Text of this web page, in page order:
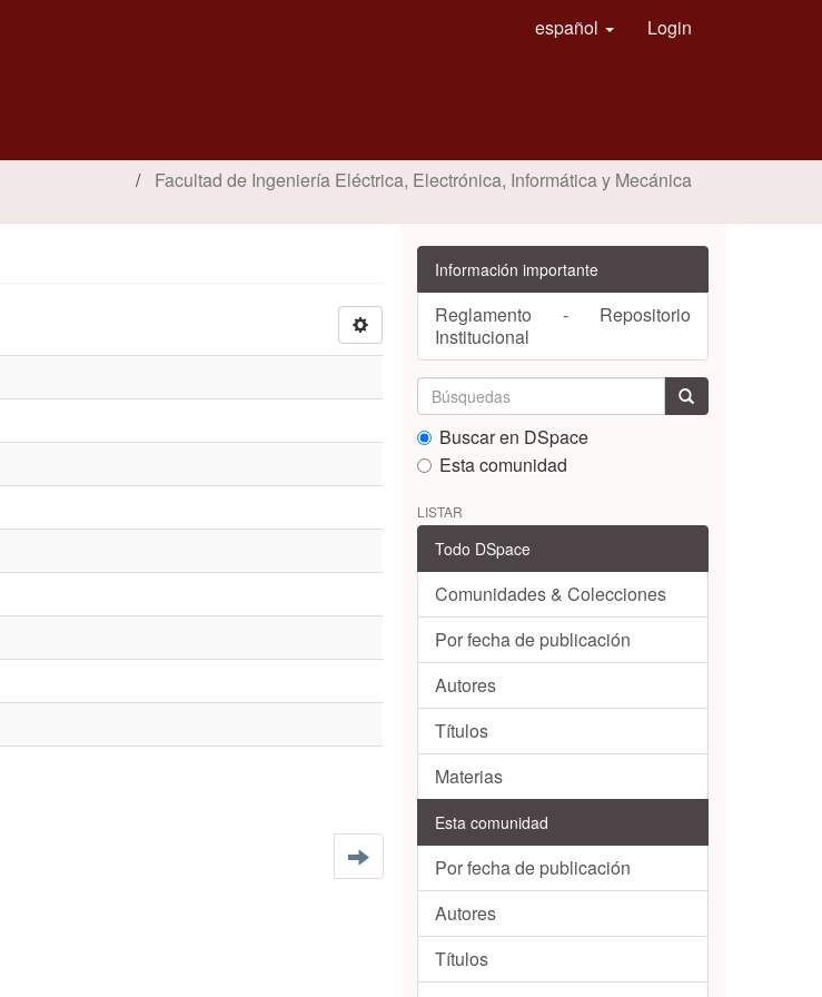
español Login
Facultad de Ingeniería Eléctrica, Electrónica, Informática y Mecánica
Información importante
Reglamento - Repositorio
Institucional
Buscar en DSpace
Esta comunidad
LISTAR
Todo DSpace
Comunidades & Colecciones
Por fecha de publicación
Autores
Títulos
Materias
Esta comunidad
Por fecha de publicación
Autores
Títulos